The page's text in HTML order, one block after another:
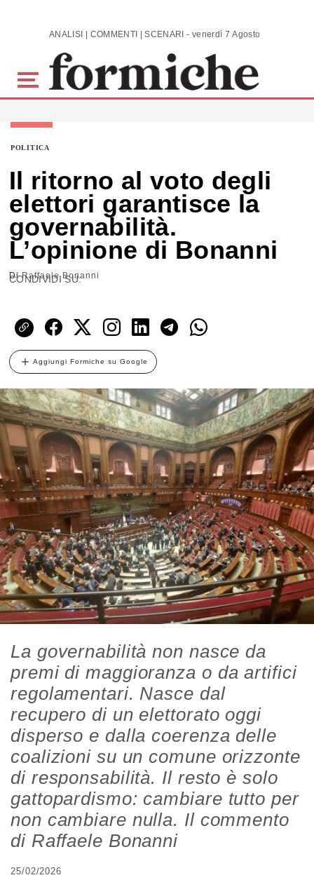
Skip to main content ANALISI | COMMENTI | SCENARI - venerdì 7 Agosto 2026
POLITICA
Il ritorno al voto degli
elettori garantisce la
governabilità.
L’opinione di Bonanni
DiRaffaele Bonanni
CONDIVIDI SU:
Aggiungi Formiche su Google
La governabilità non nasce da
premi di maggioranza o da artifici
regolamentari. Nasce dal
recupero di un elettorato oggi
disperso e dalla coerenza delle
coalizioni su un comune orizzonte
di responsabilità. Il resto è solo
gattopardismo: cambiare tutto per
non cambiare nulla. Il commento
di Raffaele Bonanni
25/02/2026